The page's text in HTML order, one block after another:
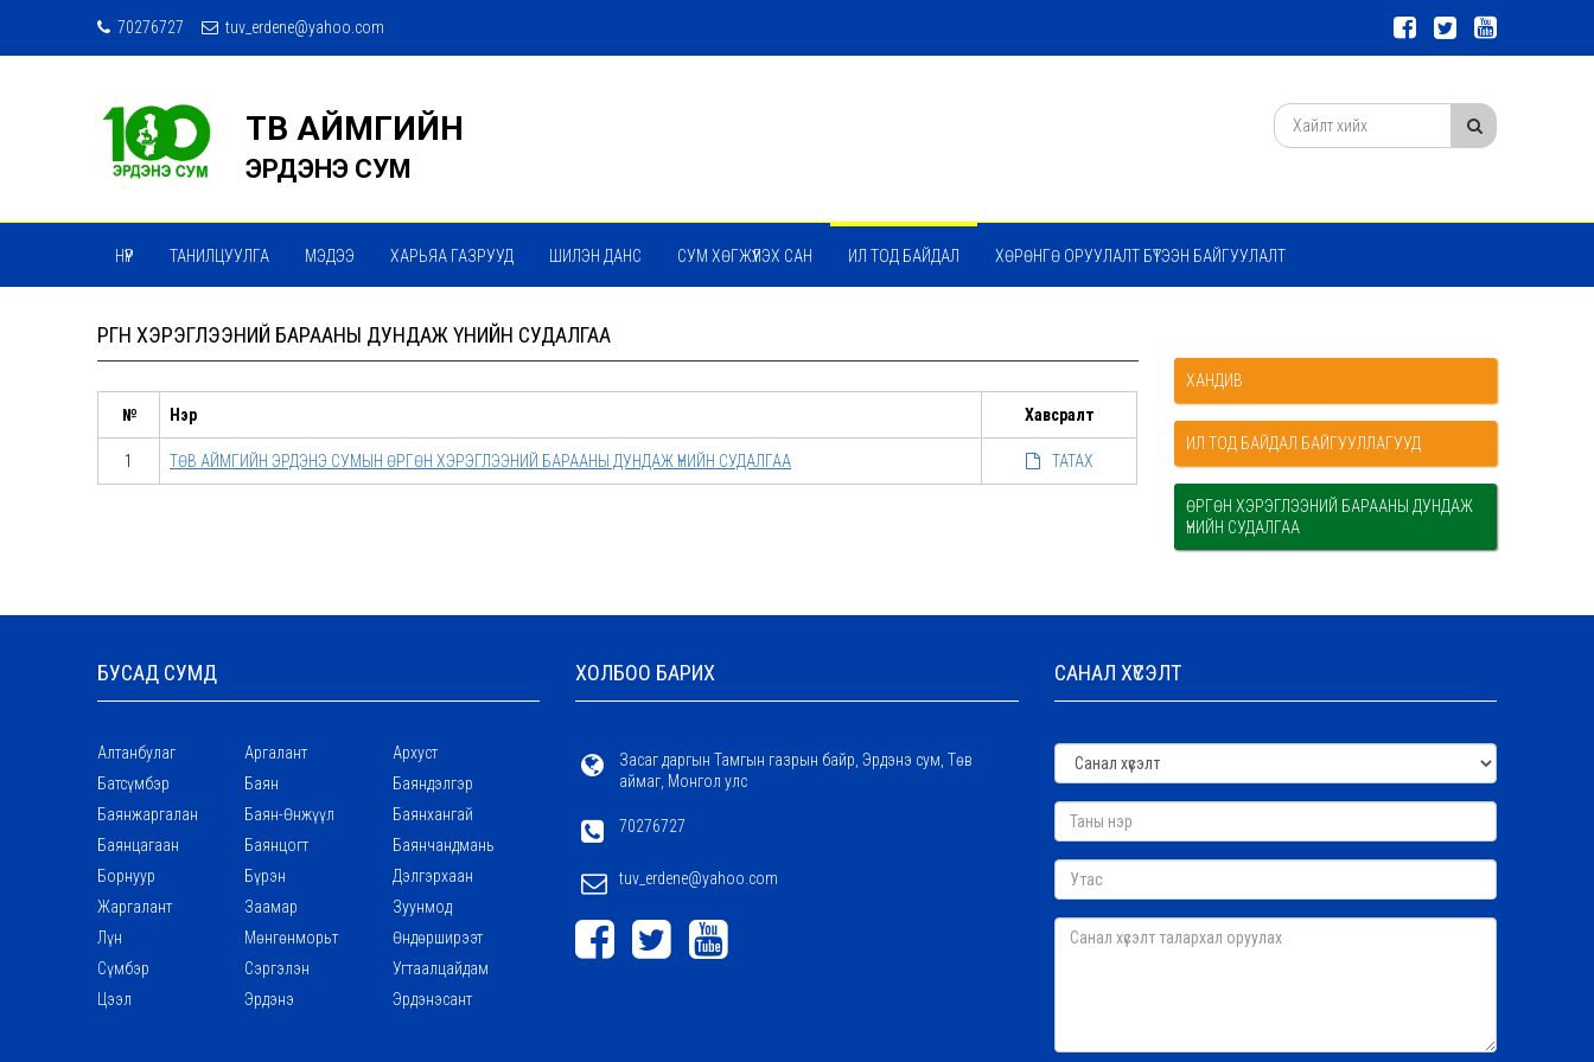
70276727 tuv_erdene@yahoo.com
ТӨВ АЙМГИЙН
ЭРДЭНЭ СУМ
НҮҮР ТАНИЛЦУУЛГА МЭДЭЭ ХАРЬЯА ГАЗРУУД ШИЛЭН ДАНС СУМ ХӨГЖҮҮЛЭХ САН ИЛ ТОД БАЙДАЛ ХӨРӨНГӨ ОРУУЛАЛТ БҮТЭЭН БАЙГУУЛАЛТ
МЭДЭЭ МЭДЭЭЛЭЛ СЭТГҮҮЛ
ӨРГӨН ХЭРЭГЛЭЭНИЙ БАРААНЫ ДУНДАЖ ҮНИЙН СУДАЛГАА
№ Нэр Хавсралт
1 ТӨВ АЙМГИЙН ЭРДЭНЭ СУМЫН ӨРГӨН ХЭРЭГЛЭЭНИЙ БАРААНЫ ДУНДАЖ ҮНИЙН СУДАЛГАА ТАТАХ
ХАНДИВ
ИЛ ТОД БАЙДАЛ БАЙГУУЛЛАГУУД
ӨРГӨН ХЭРЭГЛЭЭНИЙ БАРААНЫ ДУНДАЖ
ҮНИЙН СУДАЛГАА
БУСАД СУМД
Алтанбулаг Аргалант
Архуст
Батсүмбэр
Баян
Баяндэлгэр
Баянжаргалан
Баян-Өнжүүл
Баянхангай
Баянцагаан
Баянцогт
Баянчандмань
Борнуур
Бүрэн
Дэлгэрхаан
Жаргалант
Заамар
Зуунмод
Лүн
Мөнгөнморьт
Өндөрширээт
Сүмбэр
Сэргэлэн
Угтаалцайдам
Цээл
Эрдэнэ Эрдэнэсант
ХОЛБОО БАРИХ
Засаг даргын Тамгын газрын байр, Эрдэнэ сум, Төв
аймаг, Монгол улс
70276727
tuv_erdene@yahoo.com
САНАЛ ХҮСЭЛТ